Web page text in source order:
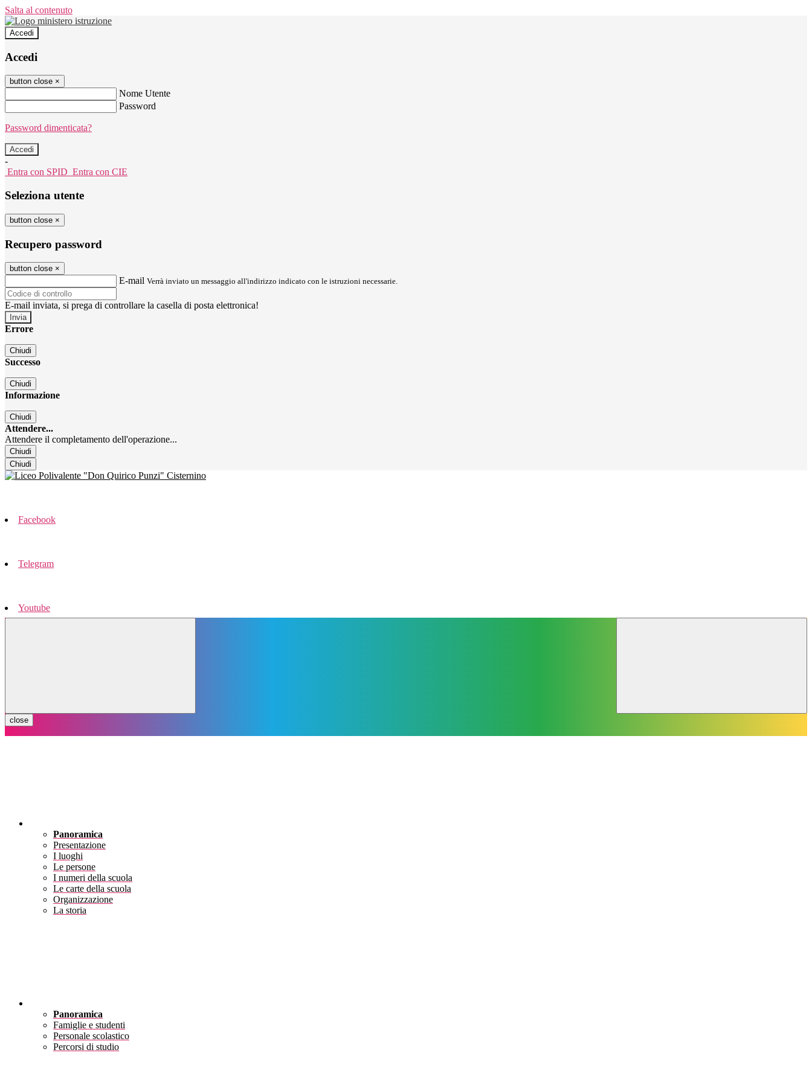
Salta al contenuto
Accedi
Accedi
button close ×
Nome Utente
Password
Password dimenticata?
-
Entra con SPID Entra con CIE
Seleziona utente
button close ×
Recupero password
button close ×
E-mail Verrà inviato un messaggio all'indirizzo indicato con le istruzioni necessarie.
E-mail inviata, si prega di controllare la casella di posta elettronica!
Errore
Chiudi
Successo
Chiudi
Informazione
Chiudi
Attendere...
Attendere il completamento dell'operazione...
Chiudi
Chiudi
Facebook
Telegram
Youtube
close
Panoramica
Presentazione
I luoghi
Le persone
I numeri della scuola
Le carte della scuola
Organizzazione
La storia
Panoramica
Famiglie e studenti
Personale scolastico
Percorsi di studio